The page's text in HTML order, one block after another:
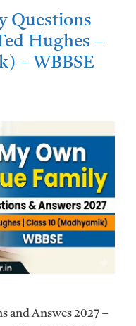
Questions
Hughes –
– WBBSE
and Answes 2027 –